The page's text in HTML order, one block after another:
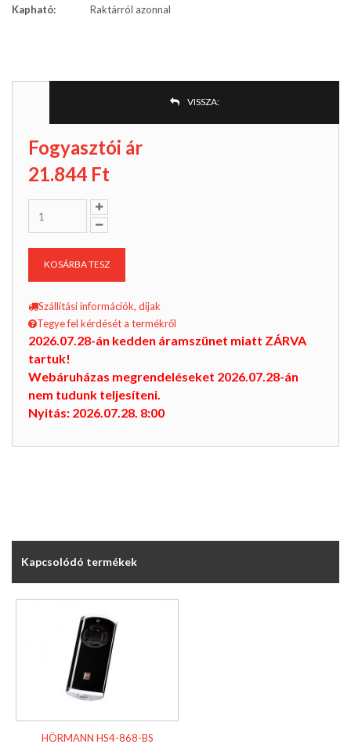
Kapható:
Raktárról azonnal
VISSZA:
Fogyasztói ár
21.844 Ft
KOSÁRBA TESZ
Szállítási információk, díjak
Tegye fel kérdését a termékről
2026.07.28-án kedden áramszünet miatt ZÁRVA
tartuk!
Webáruházas megrendeléseket 2026.07.28-án
nem tudunk teljesíteni.
Nyitás: 2026.07.28. 8:00
Kapcsolódó termékek
HÖRMANN HS4-868-BS